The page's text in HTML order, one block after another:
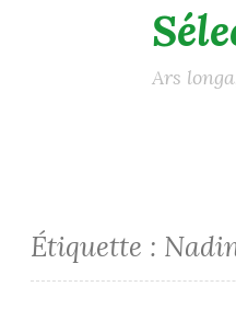
Ars
Étiquette :